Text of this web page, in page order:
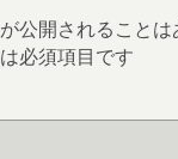
公開されることは
必須項目です